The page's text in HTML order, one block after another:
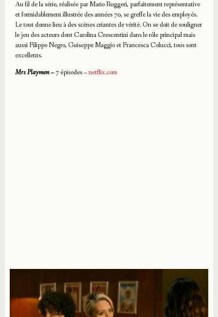
Au fil de la série, réalisée par Mario Ruggeri, parfaitement représentative
et formidablement illustrée des années 70, se greffe la vie des employés.
Le tout donne lieu à des scènes criantes de vérité. On se doit de souligner
le jeu des acteurs dont Carolina Crescentini dans le rôle principal mais
aussi Filippo Negro, Guiseppe Maggio et Francesca Colucci, tous sont
excellents.
Mrs Playmen – 7 épisodes –netflix.com